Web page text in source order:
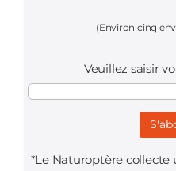
(Environ cinq
Veuillez saisir
*Le Naturoptère